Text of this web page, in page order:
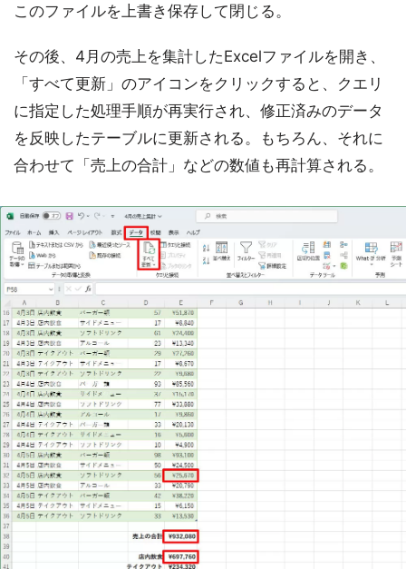
このファイルを上書き保存して閉じる。
その後、4月の売上を集計したExcelファイルを開き、
「すべて更新」のアイコンをクリックすると、クエリ
に指定した処理手順が再実行され、修正済みのデータ
を反映したテーブルに更新される。もちろん、それに
合わせて「売上の合計」などの数値も再計算される。